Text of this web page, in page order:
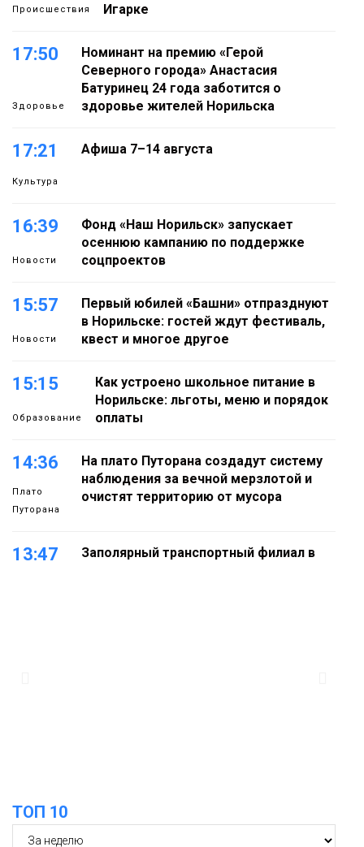
Происшествия
Игарке
17:50
Здоровье
Номинант на премию «Герой
Северного города» Анастасия
Батуринец 24 года заботится о
здоровье жителей Норильска
17:21
Культура
Афиша 7–14 августа
16:39
Новости
Фонд «Наш Норильск» запускает
осеннюю кампанию по поддержке
соцпроектов
15:57
Новости
Первый юбилей «Башни» отпразднуют
в Норильске: гостей ждут фестиваль,
квест и многое другое
15:15
Образование
Как устроено школьное питание в
Норильске: льготы, меню и порядок
оплаты
14:36
Плато
Путорана
На плато Путорана создадут систему
наблюдения за вечной мерзлотой и
очистят территорию от мусора
13:47
Заполярный транспортный филиал в
ТОП 10